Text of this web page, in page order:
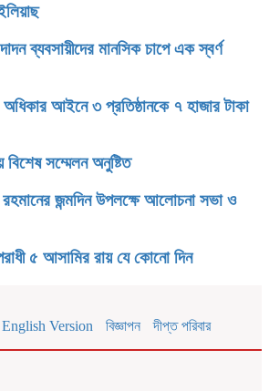
ব্যবসায়ীদের মানসিক চাপে এক স্বর্ণ
আইনে ৩ প্রতিষ্ঠানকে ৭ হাজার টাকা
বিশেষ সম্মেলন অনুষ্টিত
জন্মদিন উপলক্ষে আলোচনা সভা ও
৫ আসামির রায় যে কোনো দিন
English Version বিজ্ঞাপন দীপ্ত পরিবার